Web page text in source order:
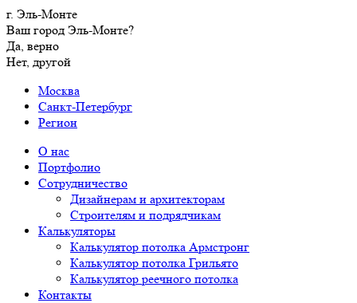
г. Эль-Монте
Ваш город Эль-Монте?
Да, верно
Нет, другой
Москва
Санкт-Петербург
Регион
О нас
Портфолио
Сотрудничество
Дизайнерам и архитекторам
Строителям и подрядчикам
Калькуляторы
Калькулятор потолка Армстронг
Калькулятор потолка Грильято
Калькулятор реечного потолка
Контакты